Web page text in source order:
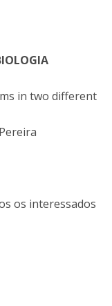
in two different
os interessados